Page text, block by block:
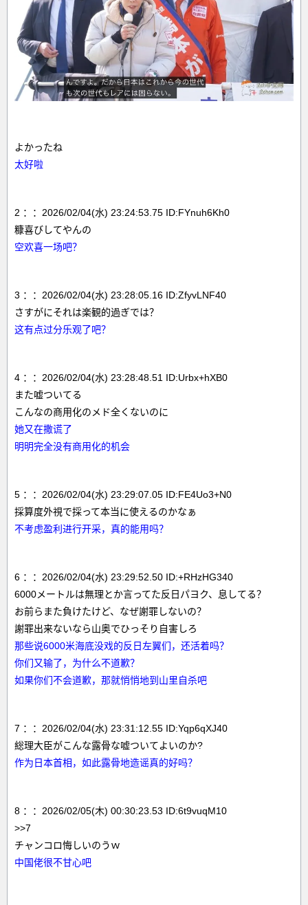
よかったね
太好啦
2 ：：2026/02/04(水) 23:24:53.75 ID:FYnuh6Kh0
糠喜びしてやんの
空欢喜一场吧？
3 ：：2026/02/04(水) 23:28:05.16 ID:ZfyvLNF40
さすがにそれは楽観的過ぎでは？
这有点过分乐观了吧？
4 ：：2026/02/04(水) 23:28:48.51 ID:Urbx+hXB0
また嘘ついてる
こんなの商用化のメド全くないのに
她又在撒谎了
明明完全没有商用化的机会
5 ：：2026/02/04(水) 23:29:07.05 ID:FE4Uo3+N0
採算度外視で採って本当に使えるのかなぁ
不考虑盈利进行开采，真的能用吗？
6 ：：2026/02/04(水) 23:29:52.50 ID:+RHzHG340
6000メートルは無理とか言ってた反日パヨク、息してる？
お前らまた負けたけど、なぜ謝罪しないの？
謝罪出来ないなら山奥でひっそり自害しろ
那些说6000米海底没戏的反日左翼们，还活着吗？
你们又输了，为什么不道歉？
如果你们不会道歉，那就悄悄地到山里自杀吧
7 ：：2026/02/04(水) 23:31:12.55 ID:Yqp6qXJ40
総理大臣がこんな露骨な嘘ついてよいのか?
作为日本首相，如此露骨地造谣真的好吗？
8 ：：2026/02/05(木) 00:30:23.53 ID:6t9vuqM10
>>7
チャンコロ悔しいのうｗ
中国佬很不甘心吧